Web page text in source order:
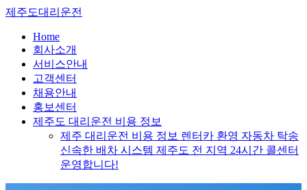
Skip
content
제주도대리운전
Home
회사소개
서비스안내
고객센터
채용안내
홍보센터
제주도 대리운전 비용 정보
제주 대리운전 비용 정보 렌터카 환영 자동차 탁송
신속한 배차 시스템 제주도 전 지역 24시간 콜센터
운영합니다!